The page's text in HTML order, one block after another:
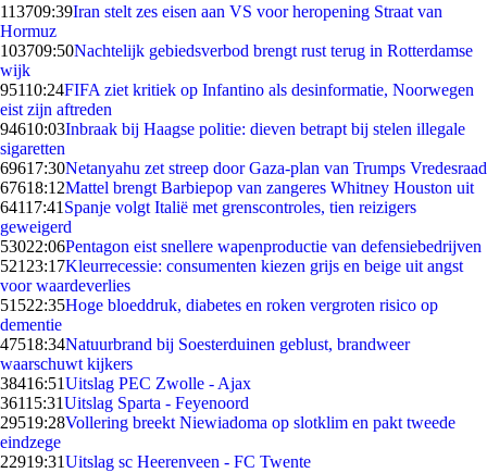
113709:39Iran stelt zes eisen aan VS voor heropening Straat van
Hormuz
103709:50Nachtelijk gebiedsverbod brengt rust terug in Rotterdamse
wijk
95110:24FIFA ziet kritiek op Infantino als desinformatie, Noorwegen
eist zijn aftreden
94610:03Inbraak bij Haagse politie: dieven betrapt bij stelen illegale
sigaretten
69617:30Netanyahu zet streep door Gaza-plan van Trumps Vredesraad
67618:12Mattel brengt Barbiepop van zangeres Whitney Houston uit
64117:41 Spanje volgt Italië met grenscontroles, tien reizigers
geweigerd
53022:06Pentagon eist snellere wapenproductie van defensiebedrijven
521 23:17Kleurrecessie: consumenten kiezen grijs en beige uit angst
voor waardeverlies
51522:35Hoge bloeddruk, diabetes en roken vergroten risico op
dementie
47518:34Natuurbrand bij Soesterduinen geblust, brandweer
waarschuwt kijkers
38416:51Uitslag PEC Zwolle - Ajax
36115:31Uitslag Sparta - Feyenoord
29519:28Vollering breekt Niewiadoma op slotklim en pakt tweede
eindzege
22919:31Uitslag sc Heerenveen - FC Twente